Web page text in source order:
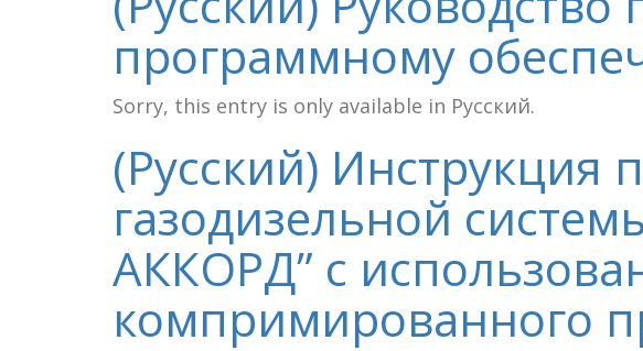
программному
Sorry, this entry is only available in Русский.
(Русский) Инструкция
газодизельной
АККОРД” с
компримированного